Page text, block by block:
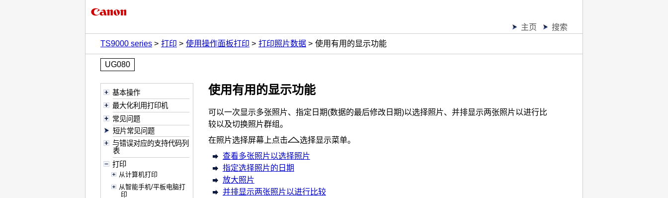
主页
搜索
TS9000 series
打印 使用操作面板打印 打印照片数据 使用有用的显示功能
UG080
基本操作
最大化利用打印机
常见问题
短片常见问题
与错误对应的支持代码列
表
打印
从计算机打印
从智能手机/平板电脑打
印
使用有用的显示功能
可以一次显示多张照片、指定日期(数据的最后修改日期)以选择照片、并排显示两张照片以进行比
较以及切换照片群组。
在照片选择屏幕上点击
选择显示菜单。
查看多张照片以选择照片
指定选择照片的日期
放大照片
并排显示两张照片以进行比较